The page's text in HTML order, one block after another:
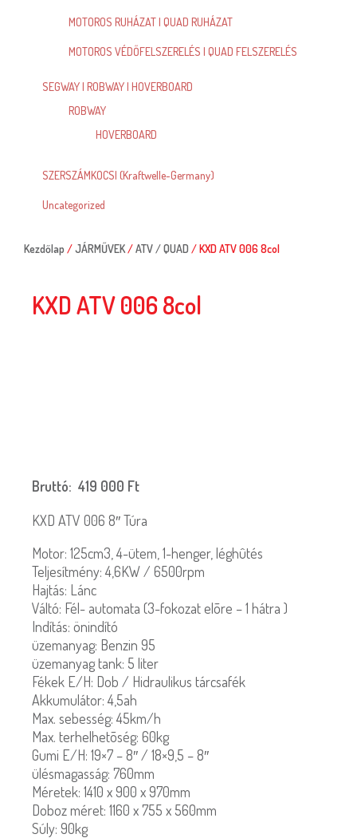
MOTOROS RUHÁZAT | QUAD RUHÁZAT
MOTOROS VÉDŐFELSZERELÉS | QUAD FELSZERELÉS
SEGWAY | ROBWAY | HOVERBOARD
ROBWAY
HOVERBOARD
SZERSZÁMKOCSI (Kraftwelle-Germany)
Uncategorized
Kezdőlap /JÁRMŰVEK /ATV / QUAD / KXD ATV 006 8col
KXD ATV 006 8col
Bruttó: 419 000 Ft
KXD ATV 006 8″ Túra
Motor: 125cm3, 4-ütem, 1-henger, léghûtés
Teljesítmény: 4,6KW / 6500rpm
Hajtás: Lánc
Váltó: Fél- automata (3-fokozat elõre – 1 hátra )
Indítás: önindító
üzemanyag: Benzin 95
üzemanyag tank: 5 liter
Fékek E/H: Dob / Hidraulikus tárcsafék
Akkumulátor: 4,5ah
Max. sebesség: 45km/h
Max. terhelhetõség: 60kg
Gumi E/H: 19×7 – 8″ / 18×9,5 – 8″
ülésmagasság: 760mm
Méretek: 1410 x 900 x 970mm
Doboz méret: 1160 x 755 x 560mm
Súly: 90kg